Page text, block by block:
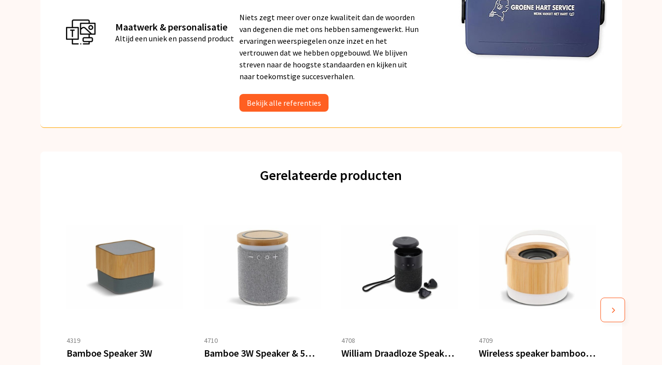
Maatwerk & personalisatie
Altijd een uniek en passend product
Niets zegt meer over onze kwaliteit dan de woorden
van degenen die met ons hebben samengewerkt. Hun
ervaringen weerspiegelen onze inzet en het
vertrouwen dat we hebben opgebouwd. We blijven
streven naar de hoogste standaarden en kijken uit
naar toekomstige succesverhalen.
Bekijk alle referenties
Gerelateerde producten
4319
Bamboe Speaker 3W
4710
Bamboe 3W Speaker & 5W Draadloze Oplader
4708
William Draadloze Speaker met TWS oordopjes
4709
Wireless speaker bamboo 3W